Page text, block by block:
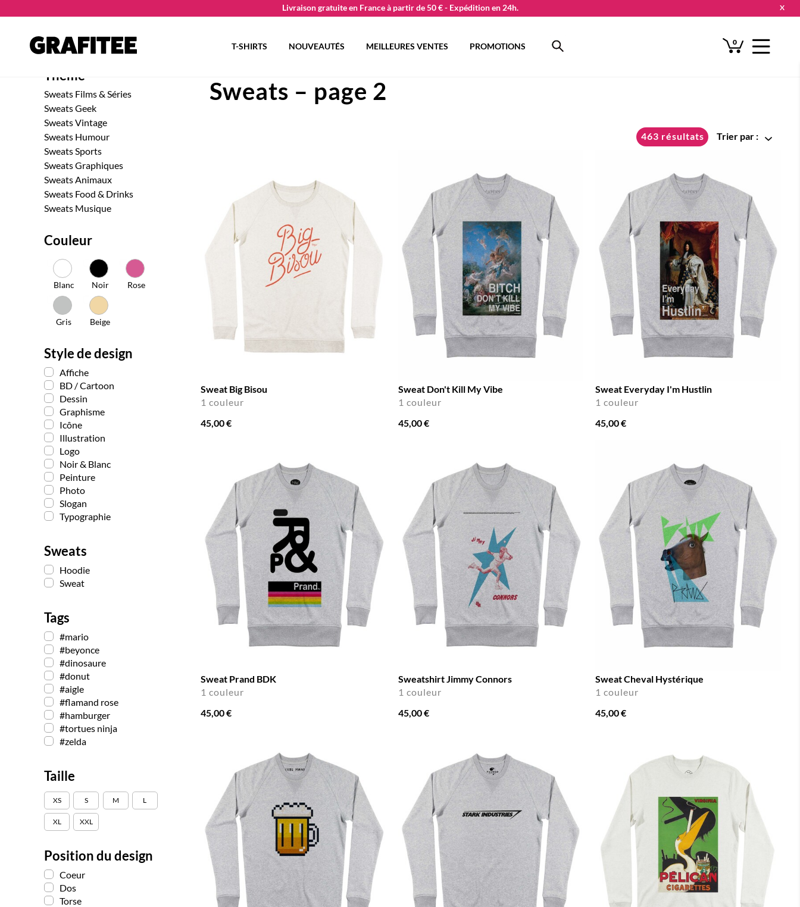
Livraison gratuite en France à partir de 50 € - Expédition en 24h. X
0
T-SHIRTS NOUVEAUTÉS MEILLEURES VENTES PROMOTIONS
Sweats – page 2
Trier par :
463 résultats
Thème
Sweats Films & Séries
Sweats Geek
Sweats Vintage
Sweats Humour
Sweats Sports
Sweats Graphiques
Sweats Animaux
Sweats Food & Drinks
Sweats Musique
Couleur
Blanc Noir Rose
Gris Beige
Style de design
Affiche
BD / Cartoon
Dessin
Graphisme
Icône
Illustration
Logo
Noir & Blanc
Peinture
Photo
Slogan
Typographie
Sweats
Hoodie
Sweat
Tags
#mario
#beyonce
#dinosaure
#donut
#aigle
#flamand rose
#hamburger
#tortues ninja
#zelda
Taille
XS S M L
XL XXL
Position du design
Coeur
Dos
Torse
Sweat Big Bisou
1 couleur
45,00 €
Sweat Don't Kill My Vibe
1 couleur
45,00 €
Sweat Everyday I'm Hustlin
1 couleur
45,00 €
Sweat Prand BDK
1 couleur
45,00 €
Sweatshirt Jimmy Connors
1 couleur
45,00 €
Sweat Cheval Hystérique
1 couleur
45,00 €